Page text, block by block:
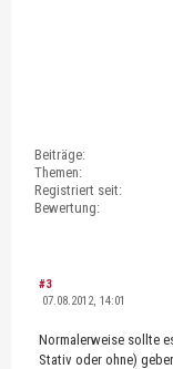
Beiträge:
Themen:
Registriert seit:
Bewertung:
#3
07.08.2012, 14:01
Normalerweise sollte
Stativ oder ohne)